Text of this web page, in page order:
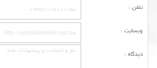
تلفن :
وبسایت :
دیدگاه :